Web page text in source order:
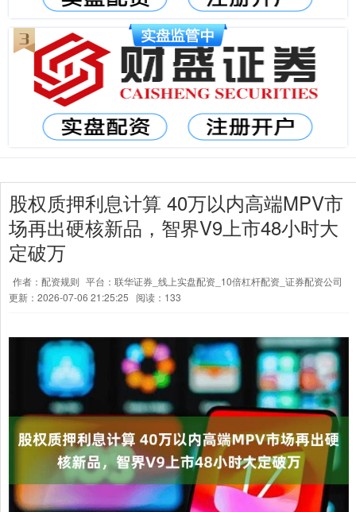
股权质押利息计算 40万以内高端MPV市
场再出硬核新品，智界V9上市48小时大
定破万
作者：配资规则 平台：联华证券_线上实盘配资_10倍杠杆配资_证券配资公司
更新：2026-07-06 21:25:25
阅读：133